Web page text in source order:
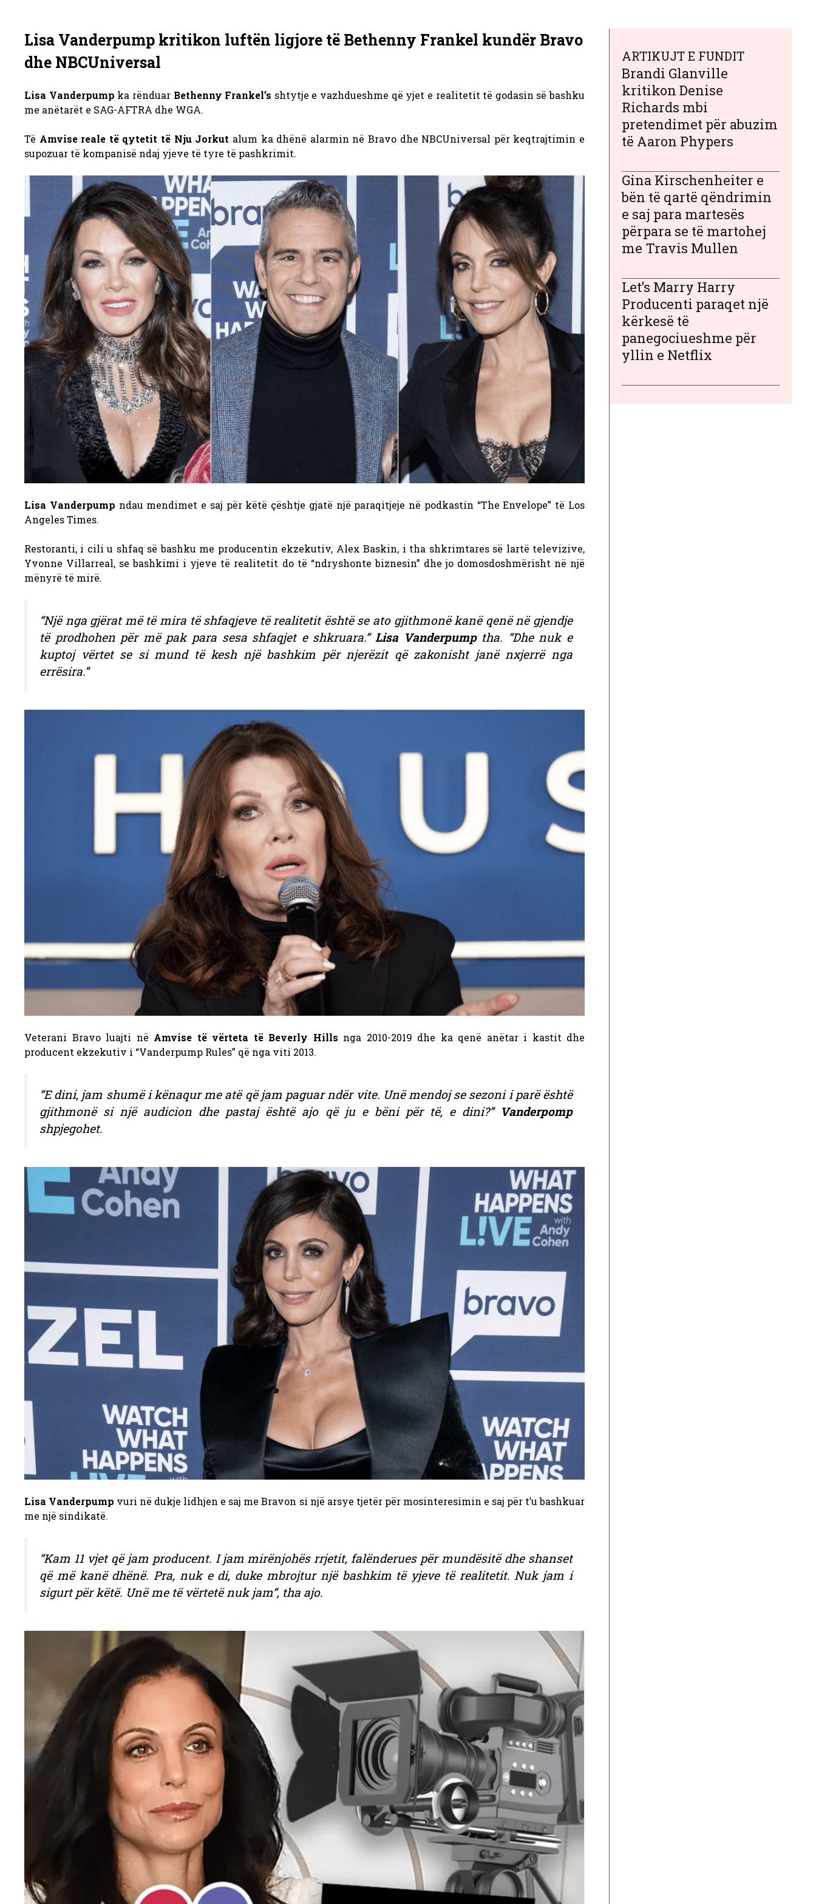
Lisa Vanderpump kritikon luftën ligjore të Bethenny Frankel kundër Bravo
dhe NBCUniversal
Lisa Vanderpump ka rënduar Bethenny Frankel’s shtytje e vazhdueshme që yjet e realitetit të godasin së bashku
me anëtarët e SAG-AFTRA dhe WGA.
Të Amvise reale të qytetit të Nju Jorkut alum ka dhënë alarmin në Bravo dhe NBCUniversal për keqtrajtimin e
supozuar të kompanisë ndaj yjeve të tyre të pashkrimit.
Lisa Vanderpump ndau mendimet e saj për këtë çështje gjatë një paraqitjeje në podkastin “The Envelope” të Los
Angeles Times.
Restoranti, i cili u shfaq së bashku me producentin ekzekutiv, Alex Baskin, i tha shkrimtares së lartë televizive,
Yvonne Villarreal, se bashkimi i yjeve të realitetit do të “ndryshonte biznesin” dhe jo domosdoshmërisht në një
mënyrë të mirë.
“Një nga gjërat më të mira të shfaqjeve të realitetit është se ato gjithmonë kanë qenë në gjendje
të prodhohen për më pak para sesa shfaqjet e shkruara.” Lisa Vanderpumptha. “Dhe nuk e
kuptoj vërtet se si mund të kesh një bashkim për njerëzit që zakonisht janë nxjerrë nga
errësira.”
Veterani Bravo luajti në Amvise të vërteta të Beverly Hills nga 2010-2019 dhe ka qenë anëtar i kastit dhe
producent ekzekutiv i “Vanderpump Rules” që nga viti 2013.
“E dini, jam shumë i kënaqur me atë që jam paguar ndër vite. Unë mendoj se sezoni i parë është
gjithmonë si një audicion dhe pastaj është ajo që ju e bëni për të, e dini?” Vanderpomp
shpjegohet.
Lisa Vanderpump vuri në dukje lidhjen e saj me Bravon si një arsye tjetër për mosinteresimin e saj për t’u bashkuar
me një sindikatë.
“Kam 11 vjet që jam producent. I jam mirënjohës rrjetit, falënderues për mundësitë dhe shanset
që më kanë dhënë. Pra, nuk e di, duke mbrojtur një bashkim të yjeve të realitetit. Nuk jam i
sigurt për këtë. Unë me të vërtetë nuk jam”, tha ajo.
ARTIKUJT E FUNDIT
Brandi Glanville
kritikon Denise
Richards mbi
pretendimet për abuzim
të Aaron Phypers
Gina Kirschenheiter e
bën të qartë qëndrimin
e saj para martesës
përpara se të martohej
me Travis Mullen
Let’s Marry Harry
Producenti paraqet një
kërkesë të
panegociueshme për
yllin e Netflix